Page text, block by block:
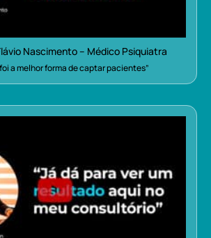
Nascimento – Médico Psiquiatra
a melhor forma de captar pacientes”